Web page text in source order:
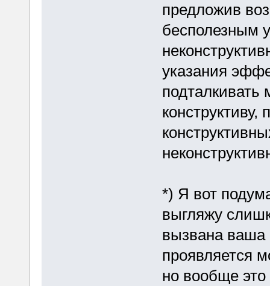
предложив
бесполезным
указания
конструктиву,
*) Я вот
выгляжу
вызвана ваша
проявляется
но вообще